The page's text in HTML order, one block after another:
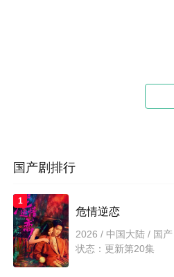
国产剧排行
1
危情逆恋
2026 / 中国大陆 / 国产
状态：更新第20集